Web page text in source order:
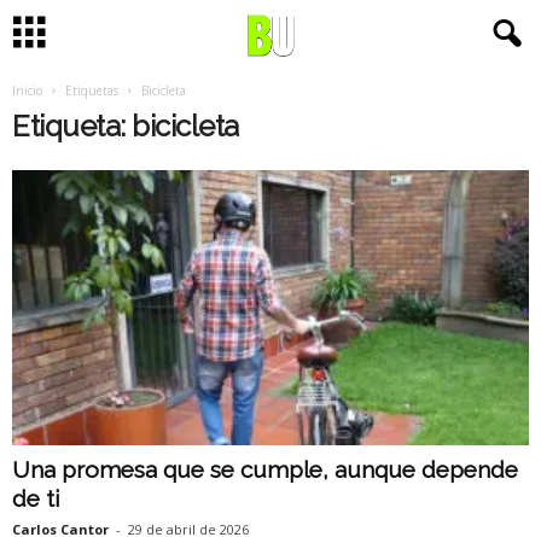
Inicio Etiquetas Bicicleta
Etiqueta: bicicleta
Una promesa que se cumple, aunque depende
de ti
Carlos Cantor - 29 de abril de 2026